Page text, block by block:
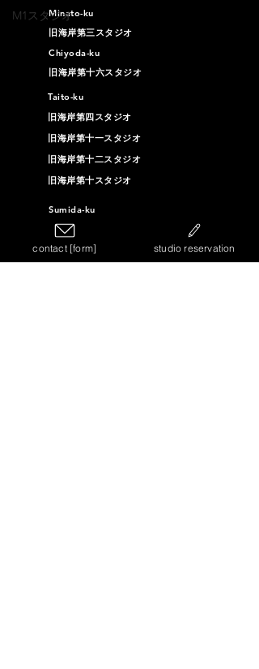
M1スタジオ
Minato-ku
旧海岸第三スタジオ
Chiyoda-ku
旧海岸第十六スタジオ
Taito-ku
旧海岸第四スタジオ
旧海岸第十一スタジオ
旧海岸第十二スタジオ
旧海岸第十スタジオ
Sumida-ku
Vintage Furniture Studio
Vintage Bookstore Studio
contact [form] studio reservation